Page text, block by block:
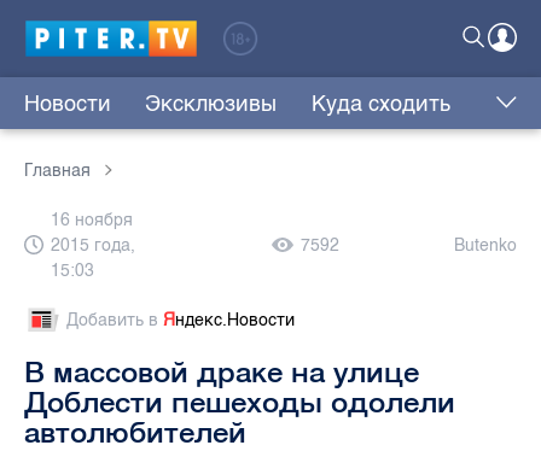
Новости Эксклюзивы Куда сходить
Главная
16 ноября
2015 года,
15:03
7592 Butenko
Добавить в Яндекс.Новости
В массовой драке на улице
Доблести пешеходы одолели
автолюбителей